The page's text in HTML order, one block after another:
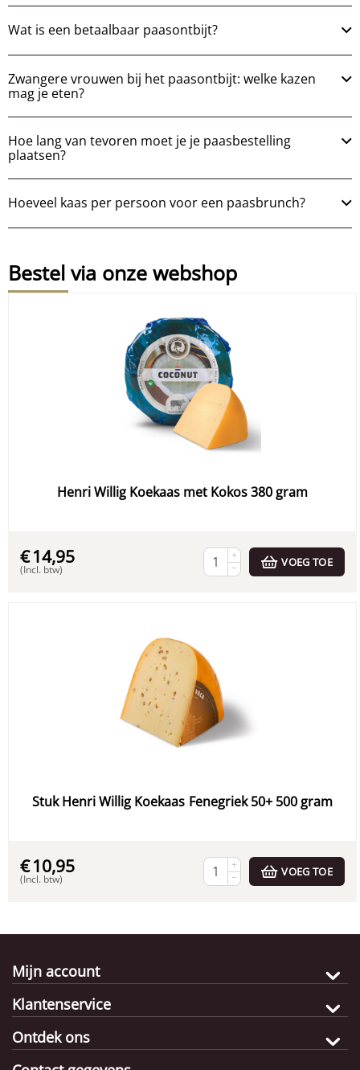
Wat is een betaalbaar paasontbijt?
Zwangere vrouwen bij het paasontbijt: welke kazen
mag je eten?
Hoe lang van tevoren moet je je paasbestelling
plaatsen?
Hoeveel kaas per persoon voor een paasbrunch?
Bestel via onze webshop
Henri Willig Koekaas met Kokos 380 gram
€14,95
(Incl. btw)
+
−
VOEG TOE
Stuk Henri Willig Koekaas Fenegriek 50+ 500 gram
€10,95
(Incl. btw)
+
−
VOEG TOE
Mijn account
Klantenservice
Ontdek ons